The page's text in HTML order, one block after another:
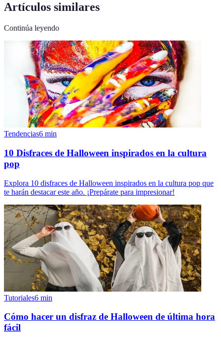
Artículos similares
Continúa leyendo
Tendencias6 min
10 Disfraces de Halloween inspirados en la cultura
pop
Explora 10 disfraces de Halloween inspirados en la cultura pop que
te harán destacar este año. ¡Prepárate para impresionar!
Tutoriales6 min
Cómo hacer un disfraz de Halloween de última hora
fácil